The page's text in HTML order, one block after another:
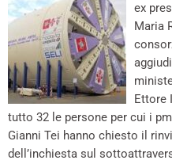
ex
Maria
Ettore
tutto 32 le persone per cui i
Gianni Tei hanno chiesto il
dell’inchiesta sul